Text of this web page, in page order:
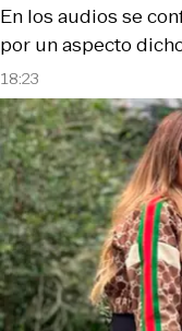
18:23
En los audios se
por un aspecto